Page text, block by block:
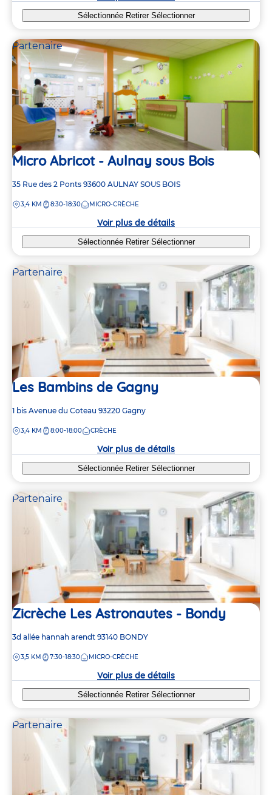
Sélectionnée Retirer Sélectionner
Partenaire
Micro Abricot - Aulnay sous Bois
Adresse
la
35 Rue des 2 Ponts 93600 AULNAY SOUS BOIS
DISTANCE
3,4 KM 8:30-18:30 MICRO-CRÈCHE
Voir plus de détails
Sélectionnée Retirer Sélectionner
Partenaire
Les Bambins de Gagny
Adresse
la
1 bis Avenue du Coteau 93220 Gagny
DISTANCE
3,4 KM 8:00-18:00 CRÈCHE
Voir plus de détails
Sélectionnée Retirer Sélectionner
Partenaire
Zicrèche Les Astronautes - Bondy
Adresse
la
3d allée hannah arendt 93140 BONDY
DISTANCE
3,5 KM 7:30-18:30 MICRO-CRÈCHE
Voir plus de détails
Sélectionnée Retirer Sélectionner
Partenaire
6
6
3
5
6
6
3
5